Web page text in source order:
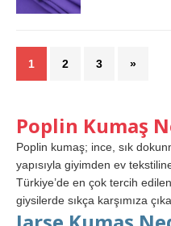
1 2 3 »
Poplin Kumaş
Poplin kumaş; ince, sık
yapısıyla giyimden ev
Türkiye’de en çok tercih
giysilerde sıkça karşımıza